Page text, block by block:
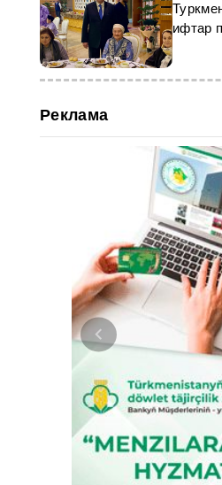
ифтар
Рамадан
Реклама